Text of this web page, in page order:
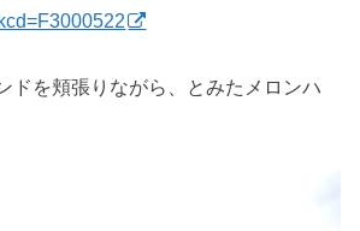
ドを頬張りながら、とみたメロンハ